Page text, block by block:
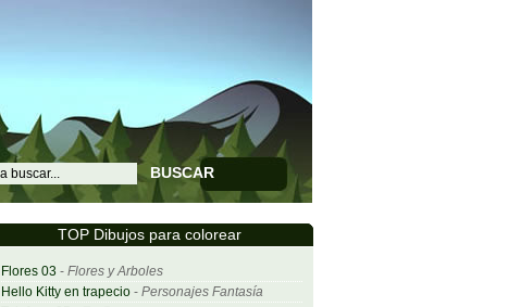
BUSCAR
TOP Dibujos para colorear
Flores 03 - Flores y Arboles
Hello Kitty en trapecio- Personajes Fantasía